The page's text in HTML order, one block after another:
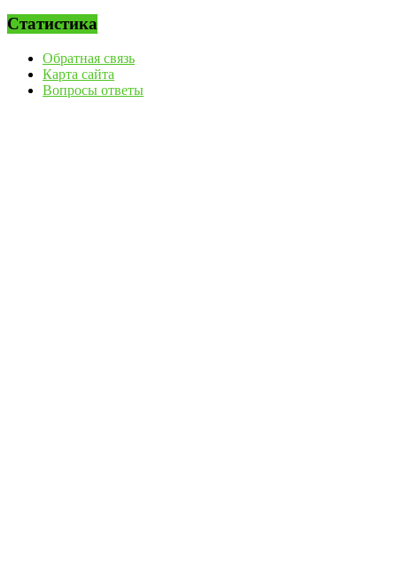
Статистика
Обратная связь
Карта сайта
Вопросы ответы